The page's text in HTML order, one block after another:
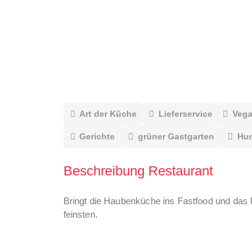
Art der Küche Lieferservice
Gerichte grüner Gastgarten
Beschreibung Restaurant
Bringt die Haubenküche ins Fastfood und
feinsten.